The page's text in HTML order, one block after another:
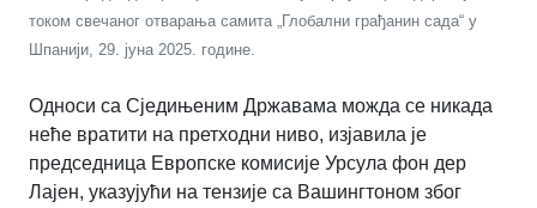
током свечаног отварања самита „Глобални грађанин сада“ у
Шпанији, 29. јуна 2025. године.
Односи са Сједињеним Државама можда се никада
неће вратити на претходни ниво, изјавила је
председница Европске комисије Урсула фон дер
Лајен, указујући на тензије са Вашингтоном због